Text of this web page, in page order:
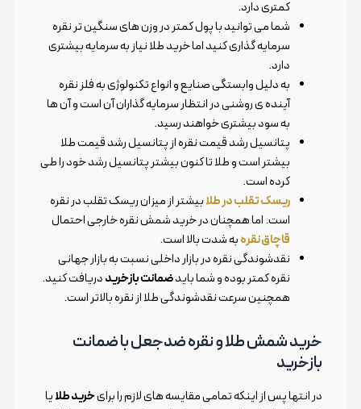
کمتری دارد.
شما می توانید با پول کمتر در وزن های سنگین تر نقره
سرمایه گذاری کنید اما خرید طلا نیاز به سرمایه بیشتری
دارد.
به دلیل وابستگی صنایع و انواع تکنولوژی به فلز نقره
آینده ی روشنی در انتظار سرمایه گذاران آن است و آن ها
به سود بیشتری خواهند رسید.
پتانسیل رشد قیمت نقره از پتانسیل رشد قیمت طلا
بیشتر است و طلا تا کنون بیشتر پتانسیل رشد خود را طی
کرده است.
ریسک تقلب در طلابیشتر از میزان ریسک تقلب در نقره
است. اما همچنان در خرید شمش نقره خارجی احتمال
قاچاق نقرهبه شدت بالا است.
نقدشوندگی نقره در بازار داخلی نسبت به بازار جهانی
نقره کمتر بوده و شما بایدضمانت بازخریددریافت کنید.
همچنین سرعت نقدشوندگی طلا از نقره بالاتر است.
خرید شمش طلا و نقره ضدجعل با ضمانت
بازخرید
در انتها پس از اینکه تمامی مقایسه های لازم را برایخرید طلایا